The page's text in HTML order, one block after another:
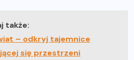
także:
– odkryj tajemnice
się przestrzeni